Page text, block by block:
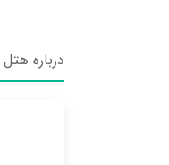
درباره